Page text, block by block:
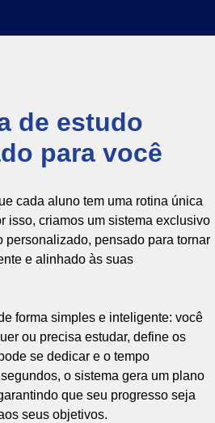
de estudo
para você
cada aluno tem uma rotina única
isso, criamos um sistema exclusivo
personalizado, pensado para tornar
e alinhado às suas
forma simples e inteligente: você
ou precisa estudar, define os
se dedicar e o tempo
o sistema gera um plano
que seu progresso seja
seus objetivos.